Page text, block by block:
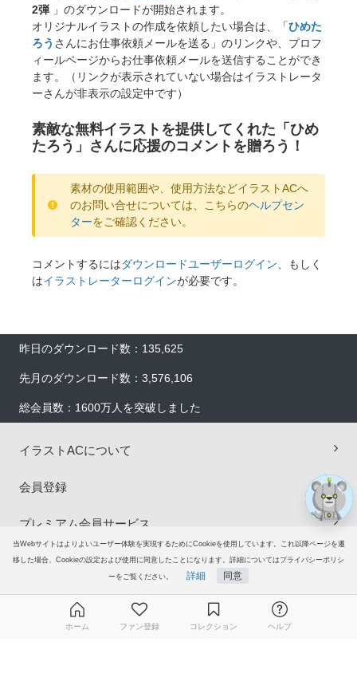
当Webサイトはよりよいユーザー体験を実現するためにCookieを使用しています。これ以降ページを遷
移した場合、Cookieの設定および使用に同意したことになります。詳細についてはプライバシーポリシ
ーをご覧ください。 詳細 同意
2弾 」のダウンロードが開始されます。
オリジナルイラストの作成を依頼したい場合は、「ひめた
ろう さんにお仕事依頼メールを送る」のリンクや、プロフ
ィールページからお仕事依頼メールを送信することができ
ます。（リンクが表示されていない場合はイラストレータ
ーさんが非表示の設定中です）
素敵な無料イラストを提供してくれた「ひめ
たろう」さんに応援のコメントを贈ろう！
素材の使用範囲や、使用方法などイラストACへ
のお問い合せについては、こちらのヘルプセン
ターをご確認ください。
コメントするにはダウンロードユーザーログイン 、もしく
はイラストレーターログインが必要です。
昨日のダウンロード数：135,625
先月のダウンロード数：3,576,106
総会員数：1600万人を突破しました
イラストACについて
会員登録
プレミアム会員サービス
ヘルプ＆ガイド
グループサイト
ホーム ファン登録 コレクション ヘルプ